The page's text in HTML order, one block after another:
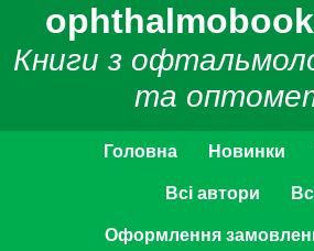
Книги з
та
Головна Новинки
Всі автори
Оформлення